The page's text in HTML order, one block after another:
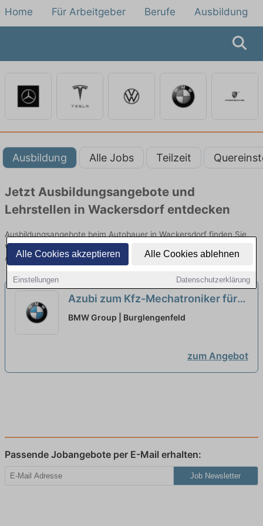
Alle Cookies akzeptieren Alle Cookies ablehnen
Einstellungen Datenschutzerklärung
Home Für Arbeitgeber Berufe Ausbildung
Ausbildung Alle Jobs Teilzeit
Jetzt Ausbildungsangebote und
Lehrstellen in Wackersdorf entdecken
Ausbildungsangebote beim Autobauer in Wackersdorf finden Sie
von namhaften Firmen. Entdecken Sie freie Optionen von Top-
Arbeitgebern und bewerben Sie sich noch heute.
Azubi zum Kfz-Mechatroniker für
Personenkraftwagentechnik
BMW Group | Burglengenfeld
zum Angebot
Passende Jobangebote per E-Mail erhalten:
Job Newsletter